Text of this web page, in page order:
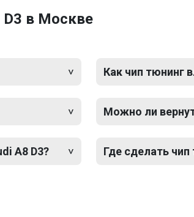
D3 в Москве
A8 D3?
Как чип тюнинг
Можно ли
Где сделать